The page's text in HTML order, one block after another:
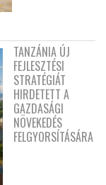
TANZÁNIA ÚJ
FEJLESZTÉSI
STRATÉGIÁT
HIRDETETT A
GAZDASÁGI
NÖVEKEDÉS
FELGYORSÍTÁSÁRA